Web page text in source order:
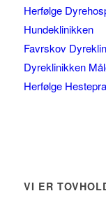
Herfølge
Hundeklinikken
Favrskov
Dyreklinikken
Herfølge
VI ER